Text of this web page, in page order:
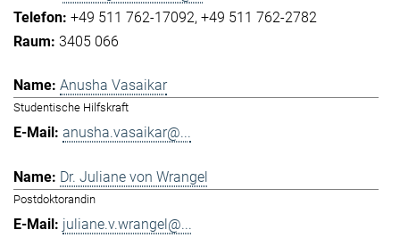
+49 511 762-17092 +49 511 762-2782
3405 066
Anusha Vasaikar
Studentische Hilfskraft
anusha.vasaikar@...
Dr. Juliane von Wrangel
Postdoktorandin
juliane.v.wrangel@...